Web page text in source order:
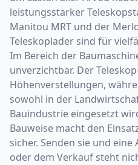
leistungsstarker
Manitou MRT und der
Teleskoplader sind für
Im Bereich der
unverzichtbar. Der
Höhenverstellungen,
sowohl in der
Bauindustrie eingesetzt
Bauweise macht den
sicher. Senden sie und
oder dem Verkauf steht